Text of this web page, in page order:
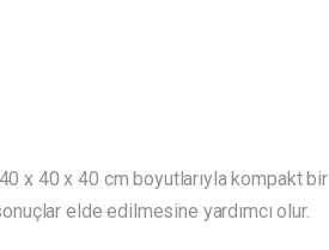
x 40 x 40 cm boyutlarıyla kompakt bir
elde edilmesine yardımcı olur.